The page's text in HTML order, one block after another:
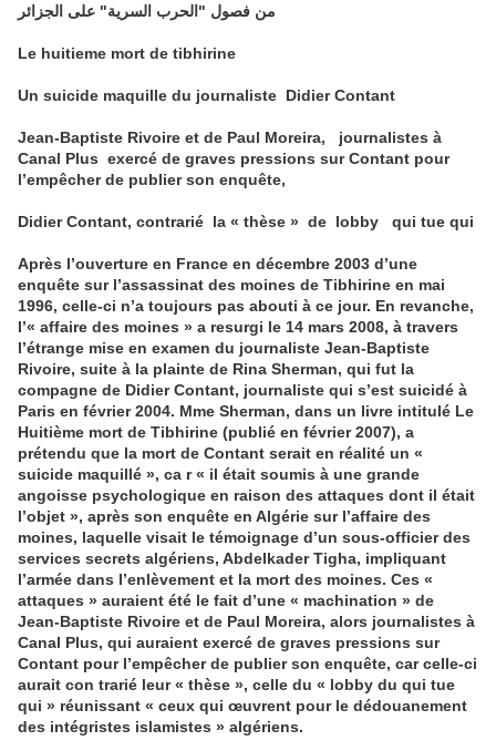
من فصول "الحرب السرية" على الجزائر
Le huitieme mort de tibhirine
Un suicide maquille du journaliste Didier Contant
Jean-Baptiste Rivoire et de Paul Moreira, journalistes à
Canal Plus exercé de graves pressions sur Contant pour
l’empêcher de publier son enquête,
Didier Contant, contrarié la « thèse » de lobby qui tue qui
Après l’ouverture en France en décembre 2003 d’une
enquête sur l’assassinat des moines de Tibhirine en mai
1996, celle-ci n’a toujours pas abouti à ce jour. En revanche,
l’« affaire des moines » a resurgi le 14 mars 2008, à travers
l’étrange mise en examen du journaliste Jean-Baptiste
Rivoire, suite à la plainte de Rina Sherman, qui fut la
compagne de Didier Contant, journaliste qui s’est suicidé à
Paris en février 2004. Mme Sherman, dans un livre intitulé Le
Huitième mort de Tibhirine (publié en février 2007), a
prétendu que la mort de Contant serait en réalité un «
suicide maquillé », ca r « il était soumis à une grande
angoisse psychologique en raison des attaques dont il était
l’objet », après son enquête en Algérie sur l’affaire des
moines, laquelle visait le témoignage d’un sous-officier des
services secrets algériens, Abdelkader Tigha, impliquant
l’armée dans l’enlèvement et la mort des moines. Ces «
attaques » auraient été le fait d’une « machination » de
Jean-Baptiste Rivoire et de Paul Moreira, alors journalistes à
Canal Plus, qui auraient exercé de graves pressions sur
Contant pour l’empêcher de publier son enquête, car celle-ci
aurait con trarié leur « thèse », celle du « lobby du qui tue
qui » réunissant « ceux qui œuvrent pour le dédouanement
des intégristes islamistes » algériens.